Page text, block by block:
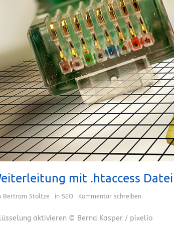
mit .htaccess Datei
Bertram Stoltze in SEO Kommentar schreiben
aktivieren © Bernd Kasper / pixelio